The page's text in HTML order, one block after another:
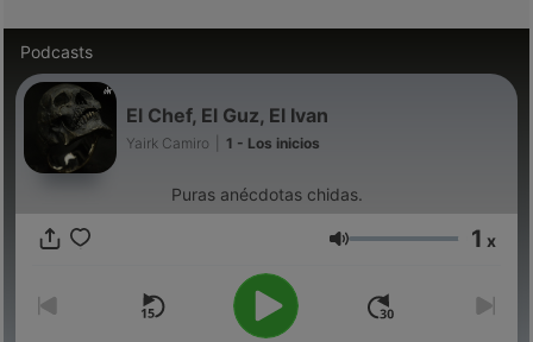
Podcasts
El Chef, El Guz, El Ivan
Yairk Camiro 1 - Los inicios
Puras anécdotas chidas.
Volumen 1 x